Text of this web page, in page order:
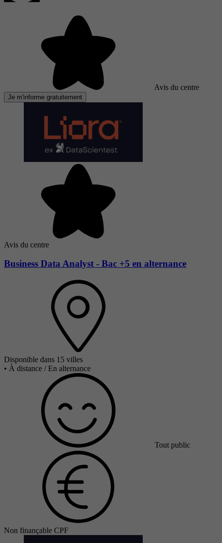
Avis du centre
Je m'informe gratuitement
Avis du centre
Business Data Analyst - Bac +5 en alternance
Disponible dans 15 villes
• À distance / En alternance
Tout public
Non finançable CPF